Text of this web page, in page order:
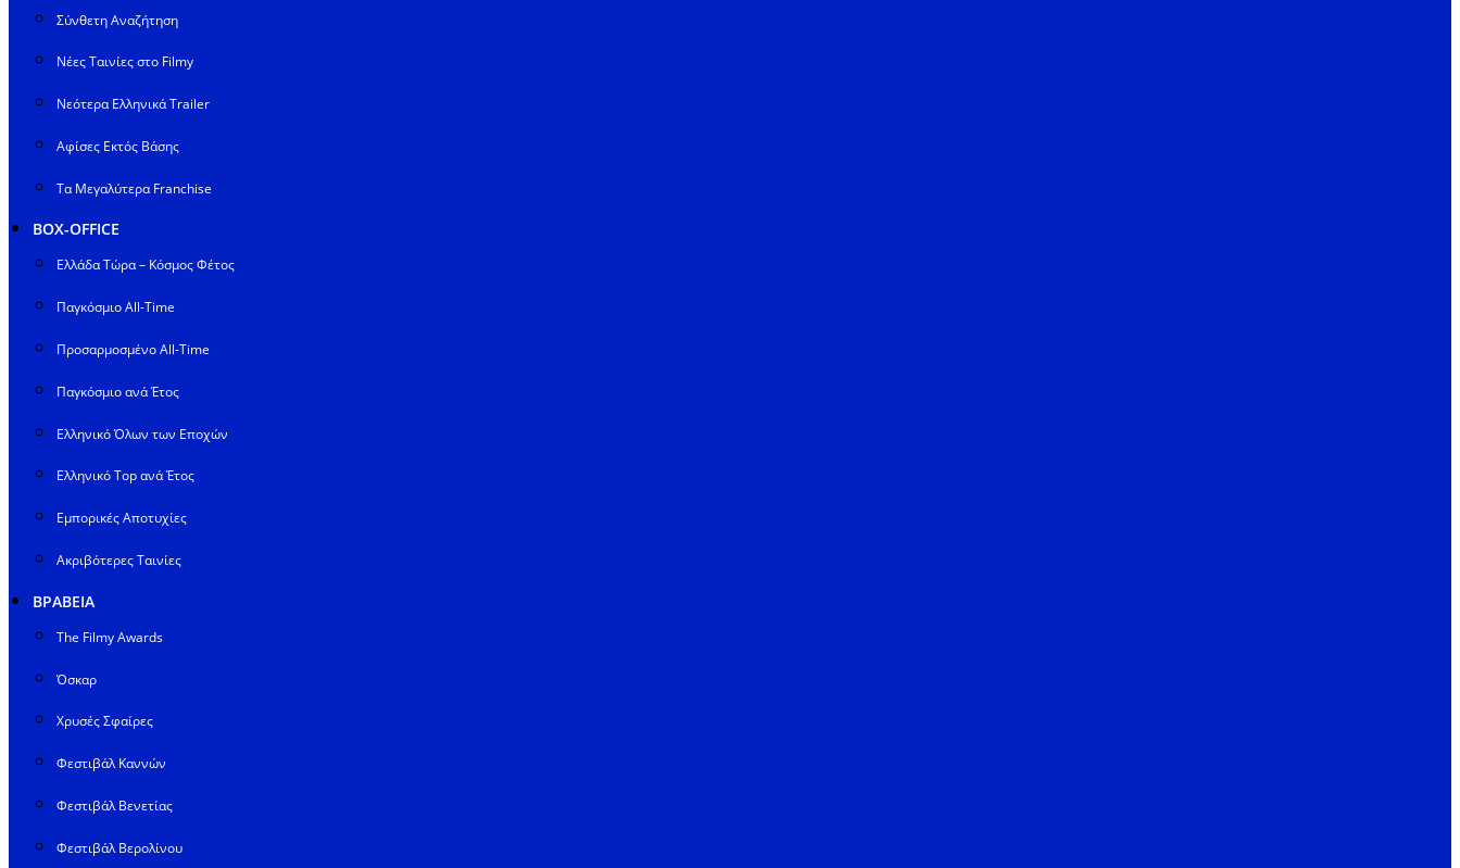
Σύνθετη Αναζήτηση
Νέες Ταινίες στο Filmy
Νεότερα Ελληνικά Trailer
Αφίσες Εκτός Βάσης
Τα Μεγαλύτερα Franchise
BOX-OFFICE
Ελλάδα Τώρα – Κόσμος Φέτος
Παγκόσμιο All-Time
Προσαρμοσμένο All-Time
Παγκόσμιο ανά Έτος
Ελληνικό Όλων των Εποχών
Ελληνικό Top ανά Έτος
Εμπορικές Αποτυχίες
Ακριβότερες Ταινίες
ΒΡΑΒΕΙΑ
The Filmy Awards
Όσκαρ
Χρυσές Σφαίρες
Φεστιβάλ Καννών
Φεστιβάλ Βενετίας
Φεστιβάλ Βερολίνου